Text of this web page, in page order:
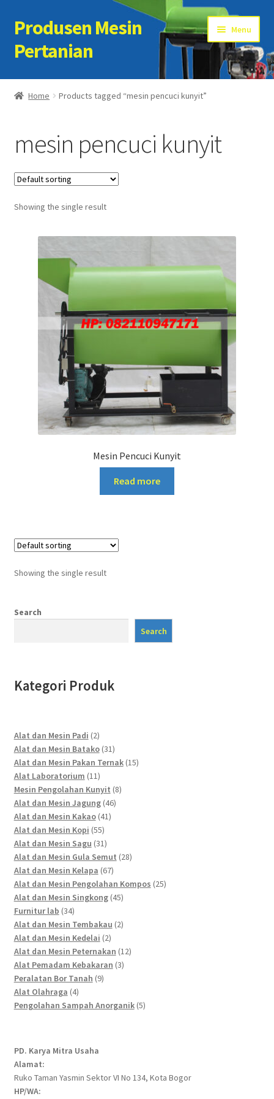
Skip
to
navigation
Skip
to
content
Produsen Mesin
Pertanian
Menu
Home
Cart
Checkout
Kontak Kami
My account
Home Products tagged “mesin pencuci kunyit”
mesin pencuci kunyit
Showing the single result
Mesin Pencuci Kunyit
Read more
Showing the single result
Search
Search
Kategori Produk
Alat dan Mesin Padi 22
products
Alat dan Mesin Batako 3131
products
Alat dan Mesin Pakan Ternak 1515
Alat Laboratorium 1111
products
Mesin Pengolahan Kunyit 88
Alat dan Mesin Jagung 4646
Alat dan Mesin Kakao 4141
Alat dan Mesin Kopi 5555
products
Alat dan Mesin Sagu 3131
products
Alat dan Mesin Gula Semut 2828
Alat dan Mesin Kelapa 6767
products
Alat dan Mesin Pengolahan Kompos 2525
Alat dan Mesin Singkong 4545
Furnitur lab 3434
products
Alat dan Mesin Tembakau 22
Alat dan Mesin Kedelai 22
products
Alat dan Mesin Peternakan 1212
Alat Pemadam Kebakaran 33
Peralatan Bor Tanah 99
Alat Olahraga 44
products
Pengolahan Sampah Anorganik 55
PD. Karya Mitra Usaha
Alamat:
Ruko Taman Yasmin Sektor VI No 134, Kota Bogor
HP/WA: